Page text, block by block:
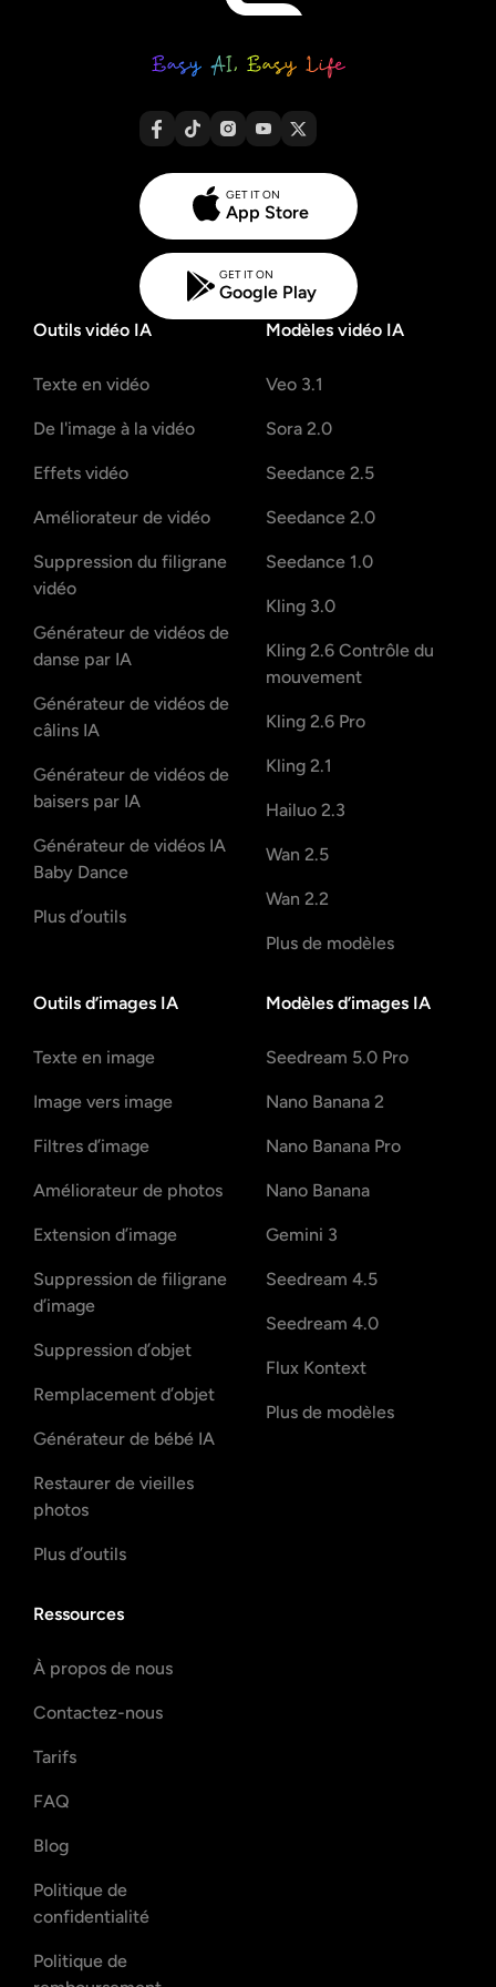
GET IT ON
App Store
GET IT ON
Google Play
Outils vidéo IA
Texte en vidéo
De l'image à la vidéo
Effets vidéo
Améliorateur de vidéo
Suppression du filigrane
vidéo
Générateur de vidéos de
danse par IA
Générateur de vidéos de
câlins IA
Générateur de vidéos de
baisers par IA
Générateur de vidéos IA
Baby Dance
Plus d’outils
Modèles vidéo IA
Veo 3.1
Sora 2.0
Seedance 2.5
Seedance 2.0
Seedance 1.0
Kling 3.0
Kling 2.6 Contrôle du
mouvement
Kling 2.6 Pro
Kling 2.1
Hailuo 2.3
Wan 2.5
Wan 2.2
Plus de modèles
Outils d’images IA
Texte en image
Image vers image
Filtres d’image
Améliorateur de photos
Extension d’image
Suppression de filigrane
d’image
Suppression d’objet
Remplacement d’objet
Générateur de bébé IA
Restaurer de vieilles
photos
Plus d’outils
Modèles d’images IA
Seedream 5.0 Pro
Nano Banana 2
Nano Banana Pro
Nano Banana
Gemini 3
Seedream 4.5
Seedream 4.0
Flux Kontext
Plus de modèles
Ressources
À propos de nous
Contactez-nous
Tarifs
FAQ
Blog
Politique de
confidentialité
Politique de